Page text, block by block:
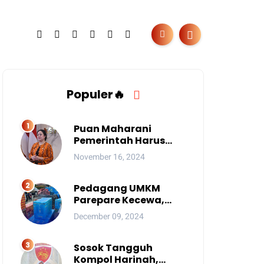
Populer🔥
Puan Maharani
Pemerintah Harus
Berantas Judi Online
Anak
November 16, 2024
Pedagang UMKM
Parepare Kecewa,
Tersingkir karena
Acara Besar
December 09, 2024
Sosok Tangguh
Kompol Harinah,